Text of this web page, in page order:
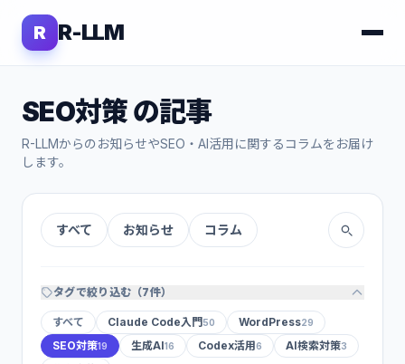
R R-LLM
SEO対策 の記事
R-LLMからのお知らせやSEO・AI活用に関するコラムをお届け
します。
すべて お知らせ コラム
タグで絞り込む（7件）
すべて Claude Code入門 50 WordPress29
SEO対策19 生成AI16 Codex活用6 AI検索対策3